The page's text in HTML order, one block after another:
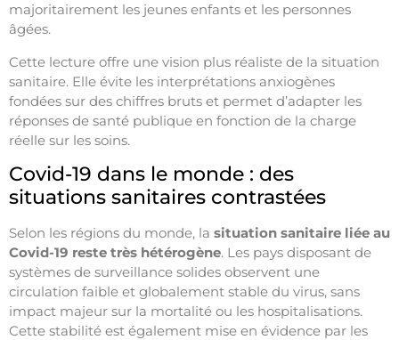
majoritairement les jeunes enfants et les personnes
âgées.
Cette lecture offre une vision plus réaliste de la situation
sanitaire. Elle évite les interprétations anxiogènes
fondées sur des chiffres bruts et permet d’adapter les
réponses de santé publique en fonction de la charge
réelle sur les soins.
Covid-19 dans le monde : des
situations sanitaires contrastées
Selon les régions du monde, la situation sanitaire liée au
Covid-19 reste très hétérogène. Les pays disposant de
systèmes de surveillance solides observent une
circulation faible et globalement stable du virus, sans
impact majeur sur la mortalité ou les hospitalisations.
Cette stabilité est également mise en évidence par les